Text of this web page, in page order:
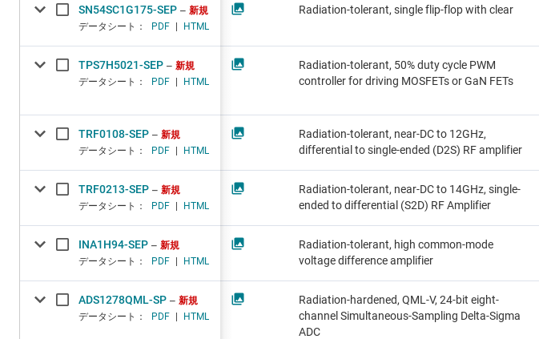
SN54SC1G175-SEP
新規
データシート：
PDF | HTML
TPS7H5021-SEP
新規
データシート：
PDF | HTML
TRF0108-SEP
新規
データシート：
PDF | HTML
TRF0213-SEP
新規
データシート：
PDF | HTML
INA1H94-SEP
新規
データシート：
PDF | HTML
ADS1278QML-SP
新規
データシート：
PDF | HTML
Radiation-tolerant, single flip-flop with clear
Radiation-tolerant, 50% duty cycle PWM
controller for driving MOSFETs or GaN FETs
Radiation-tolerant, near-DC to 12GHz,
differential to single-ended (D2S) RF amplifier
Radiation-tolerant, near-DC to 14GHz, single-
ended to differential (S2D) RF Amplifier
Radiation-tolerant, high common-mode
voltage difference amplifier
Radiation-hardened, QML-V, 24-bit eight-
channel Simultaneous-Sampling Delta-Sigma
ADC